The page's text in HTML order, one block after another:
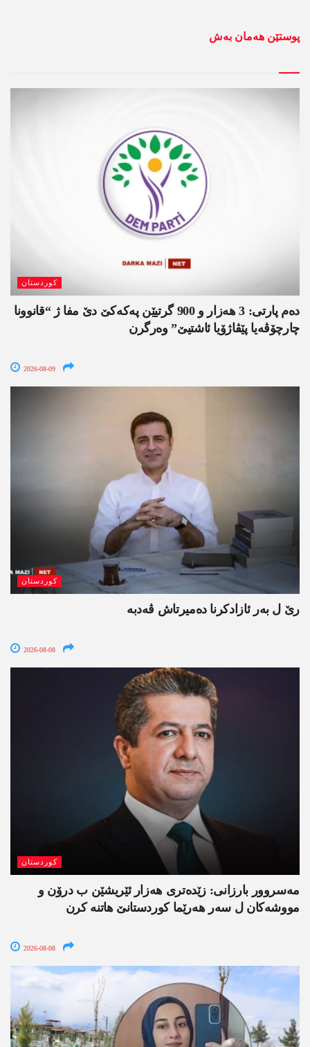
پوستێن ھەمان بەش
کوردستان
دەم پارتی: 3 ھەزار و 900 گرتیێن پەکەکێ دێ مفا ژ “قانوونا
چارچۆڤەیا پێڤاژۆیا ئاشتیێ” وەرگرن
2026-08-09
کوردستان
رێ ل بەر ئازادکرنا دەمیرتاش ڤەدبە
2026-08-08
کوردستان
مەسروور بارزانی: زێدەتری ھەزار ئێریشێن ب درۆن و
مووشەکان ل سەر ھەرێما کوردستانێ ھاتنە کرن
2026-08-08